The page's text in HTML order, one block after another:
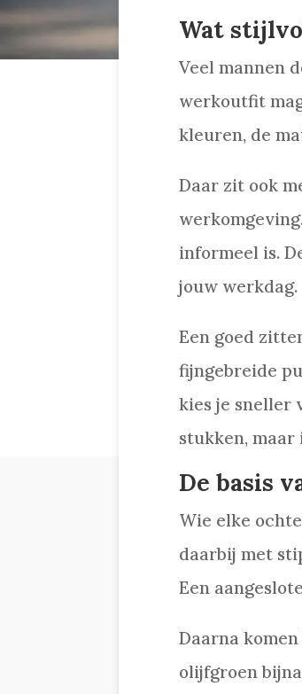
Wat
Veel mannen
werkoutfit
kleuren, de
Daar zit ook
informeel is.
jouw werkdag.
Een goed
fijngebreide
kies je sneller
stukken,
De basis
Wie elke
daarbij met
Een
Daarna
olijfgroen